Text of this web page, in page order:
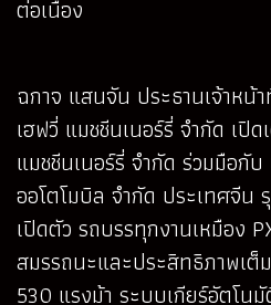
ต่อเนื่อง
ฉกาจ แสนจัน ประธานเจ้าหน้
เฮฟวี่ แมชชีนเนอร์รี่ จำกัด เปิ
แมชชีนเนอร์รี่ จำกัด ร่วมมือกั
ออโตโมบิล จำกัด ประเทศจีน
เปิดตัว รถบรรทุกงานเหมือง
สมรรถนะและประสิทธิภาพเต็
530 แรงม้า ระบบเกียร์อัตโน